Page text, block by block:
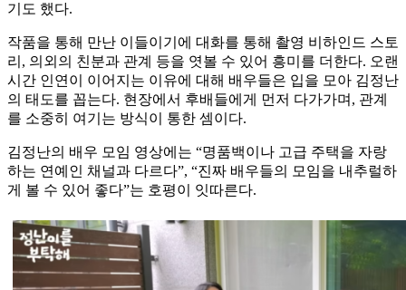
기도 했다.
작품을 통해 만난 이들이기에 대화를 통해 촬영 비하인드 스토
리, 의외의 친분과 관계 등을 엿볼 수 있어 흥미를 더한다. 오랜
시간 인연이 이어지는 이유에 대해 배우들은 입을 모아 김정난
의 태도를 꼽는다. 현장에서 후배들에게 먼저 다가가며, 관계
를 소중히 여기는 방식이 통한 셈이다.
김정난의 배우 모임 영상에는 “명품백이나 고급 주택을 자랑
하는 연예인 채널과 다르다”, “진짜 배우들의 모임을 내추럴하
게 볼 수 있어 좋다”는 호평이 잇따른다.